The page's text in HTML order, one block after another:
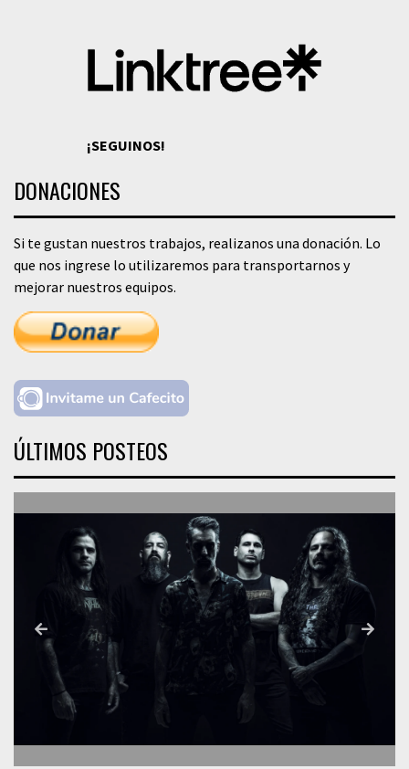
¡SEGUINOS!
DONACIONES
Si te gustan nuestros trabajos, realizanos una donación. Lo
que nos ingrese lo utilizaremos para transportarnos y
mejorar nuestros equipos.
ÚLTIMOS POSTEOS